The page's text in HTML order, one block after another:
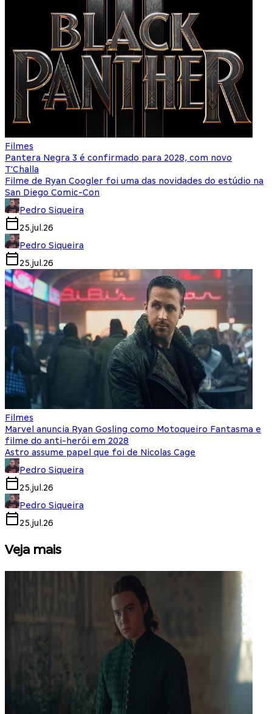
Filmes
Pantera Negra 3 é confirmado para 2028, com novo
T'Challa
Filme de Ryan Coogler foi uma das novidades do estúdio na
San Diego Comic-Con
Pedro Siqueira
25.jul.26
Pedro Siqueira
25.jul.26
Filmes
Marvel anuncia Ryan Gosling como Motoqueiro Fantasma e
filme do anti-herói em 2028
Astro assume papel que foi de Nicolas Cage
Pedro Siqueira
25.jul.26
Pedro Siqueira
25.jul.26
Veja mais